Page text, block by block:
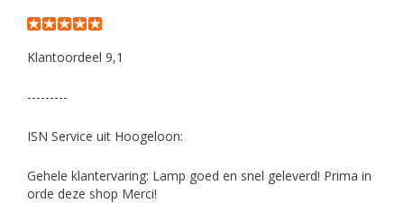
Klantoordeel 9,1
---------
ISN Service uit Hoogeloon:
Gehele klantervaring: Lamp goed en snel geleverd! Prima in
orde deze shop Merci!